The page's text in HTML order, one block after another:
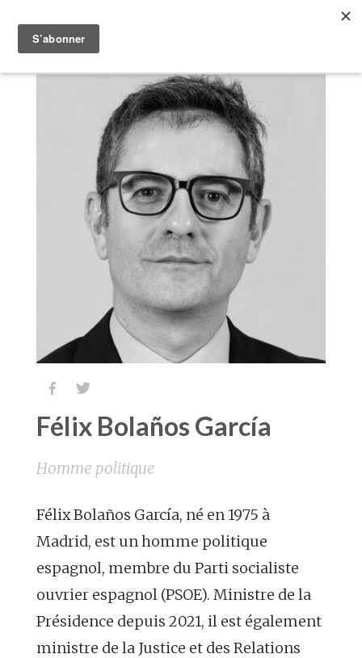
 
Félix Bolaños García
Homme politique
Félix Bolaños García, né en 1975 à
Madrid, est un homme politique
espagnol, membre du Parti socialiste
ouvrier espagnol (PSOE). Ministre de la
Présidence depuis 2021, il est également
ministre de la Justice et des Relations